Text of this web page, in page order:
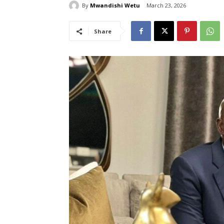
By Mwandishi Wetu March 23, 2026
Share